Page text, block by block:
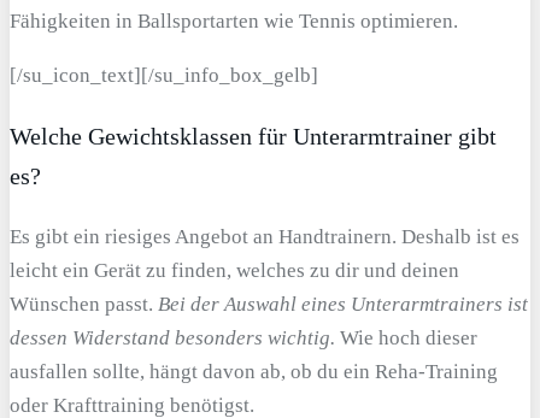
Fähigkeiten in Ballsportarten wie Tennis optimieren.
[/su_icon_text][/su_info_box_gelb]
Welche Gewichtsklassen für Unterarmtrainer gibt
es?
Es gibt ein riesiges Angebot an Handtrainern. Deshalb ist es
leicht ein Gerät zu finden, welches zu dir und deinen
Wünschen passt. Bei der Auswahl eines Unterarmtrainers ist
dessen Widerstand besonders wichtig. Wie hoch dieser
ausfallen sollte, hängt davon ab, ob du ein Reha-Training
oder Krafttraining benötigst.